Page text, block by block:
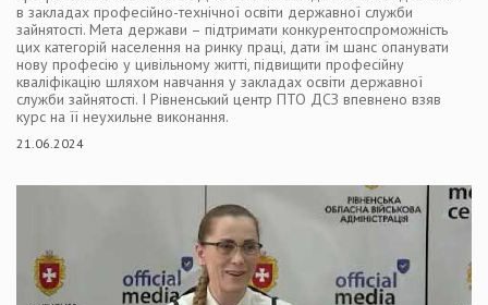
в закладах професійно-технічної освіти державної служби
зайнятості. Мета держави – підтримати конкурентоспроможність
цих категорій населення на ринку праці, дати їм шанс опанувати
нову професію у цивільному житті, підвищити професійну
кваліфікацію шляхом навчання у закладах освіти державної
служби зайнятості. І Рівненський центр ПТО ДСЗ впевнено взяв
курс на її неухильне виконання.
21.06.2024